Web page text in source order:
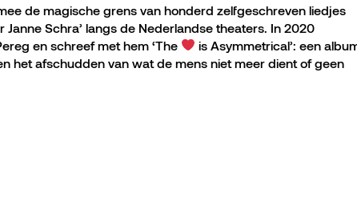
de magische grens van honderd zelfgeschreven liedjes
Janne Schra’ langs de Nederlandse theaters. In 2020
en schreef met hem ‘The
is Asymmetrical’: een
het afschudden van wat de mens niet meer dient of geen